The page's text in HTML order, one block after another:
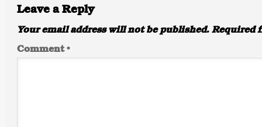
Leave a Reply
Your email address will not be published. Required
Comment*